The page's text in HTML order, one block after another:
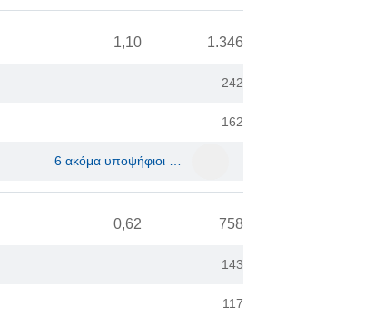
1,10 1.346
242
162
6 ακόμα υποψήφιοι …
0,62 758
143
117